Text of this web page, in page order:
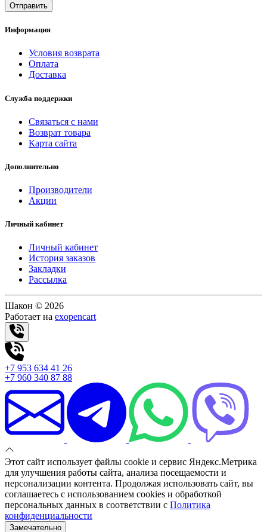
Отправить
Информация
Условия возврата
Оплата
Доставка
Служба поддержки
Связаться с нами
Возврат товара
Карта сайта
Дополнительно
Производители
Акции
Личный кабинет
Личный кабинет
История заказов
Закладки
Рассылка
Шакон © 2026
Работает на exopencart
+7 953 634 41 26
+7 960 340 87 88
Этот сайт использует файлы cookie и сервис Яндекс.Метрика
для улучшения работы сайта, анализа посещаемости и
персонализации контента. Продолжая использовать сайт, вы
соглашаетесь с использованием cookies и обработкой
персональных данных в соответствии с Политика
конфиденциальности
Замечательно